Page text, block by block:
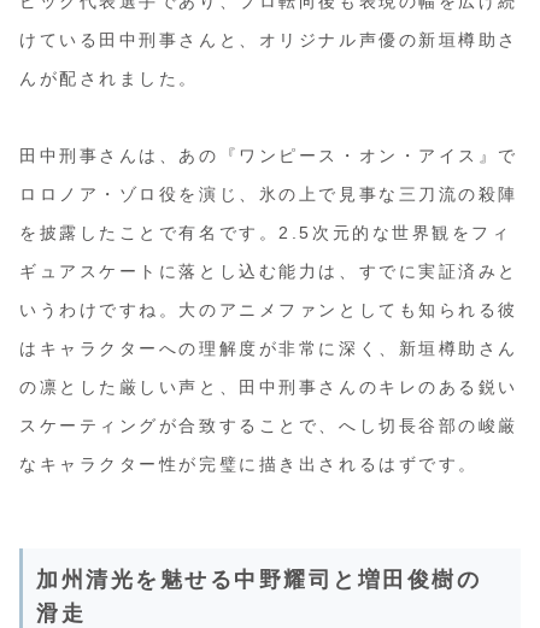
けている田中刑事さんと、オリジナル声優の新垣樽助さ
んが配されました。
田中刑事さんは、あの『ワンピース・オン・アイス』で
ロロノア・ゾロ役を演じ、氷の上で見事な三刀流の殺陣
を披露したことで有名です。2.5次元的な世界観をフィ
ギュアスケートに落とし込む能力は、すでに実証済みと
いうわけですね。大のアニメファンとしても知られる彼
はキャラクターへの理解度が非常に深く、新垣樽助さん
の凛とした厳しい声と、田中刑事さんのキレのある鋭い
スケーティングが合致することで、へし切長谷部の峻厳
なキャラクター性が完璧に描き出されるはずです。
加州清光を魅せる中野耀司と増田俊樹の
滑走